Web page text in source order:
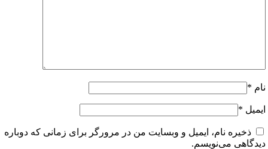
*
نام، ایمیل و وبسایت من در مرورگر برای زمانی که دوباره
می‌نویسم.